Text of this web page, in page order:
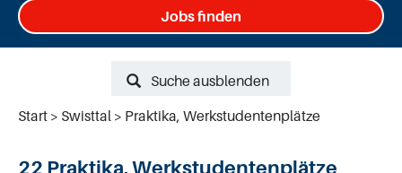
Jobs finden
Suche ausblenden
Start
Swisttal Praktika, Werkstudentenplätze
22 Praktika, Werkstudentenplätze